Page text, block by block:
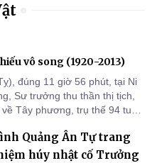
vô song (1920-2013)
đúng 11 giờ 56 phút, tại Ni
Sư trưởng thu thần thị tịch,
Tây phương, trụ thế 94 tuổi
Quảng Ân Tự trang
húy nhật cố Trưởng